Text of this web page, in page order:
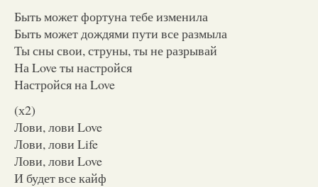
Быть может фортуна тебе изменила
Быть может дождями пути все размыла
Ты сны свои, струны, ты не разрывай
На Love ты настройся
Настройся на Love
(х2)
Лови, лови Love
Лови, лови Life
Лови, лови Love
И будет все кайф